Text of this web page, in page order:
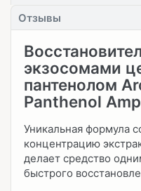
Отзывы
экзосомами
пантенолом
Panthenol
Уникальная формула
концентрацию
делает средство
быстрого